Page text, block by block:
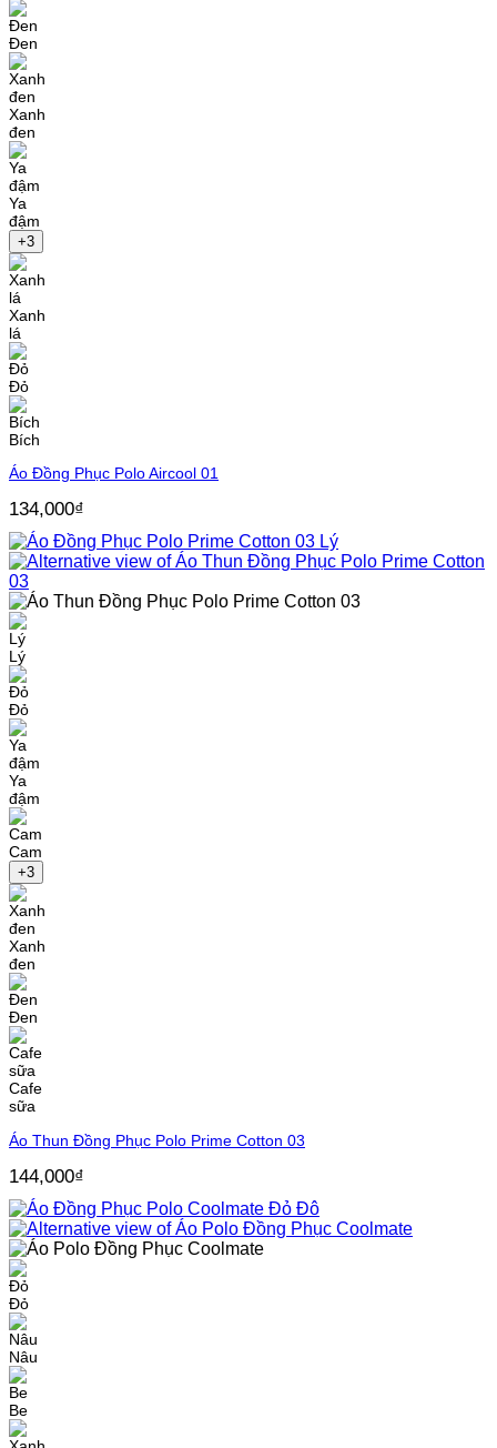
Đen
Xanh
đen
Ya
đậm
+3
Xanh
lá
Đỏ
Bích
Áo Đồng Phục Polo Aircool 01
134,000₫
Lý
Đỏ
Ya
đậm
Cam
+3
Xanh
đen
Đen
Cafe
sữa
Áo Thun Đồng Phục Polo Prime Cotton 03
144,000₫
Đỏ
Nâu
Be